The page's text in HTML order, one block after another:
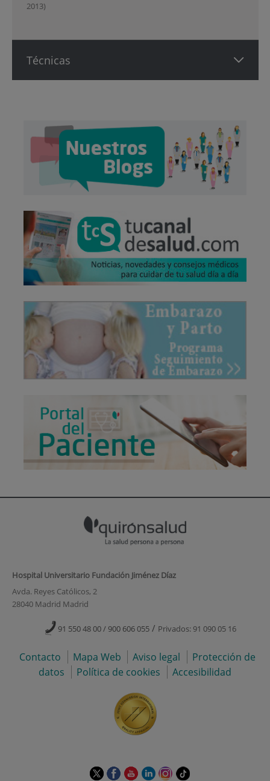
2013)
Técnicas
Hospital Universitario Fundación Jiménez Díaz
Avda. Reyes Católicos, 2
28040 Madrid Madrid
91 550 48 00 / 900 606 055 / Privados: 91 090 05 16
Contacto Mapa Web Aviso legal
Protección de
datos
Política de cookies Accesibilidad
Este Este EsteEsteEste Enlace